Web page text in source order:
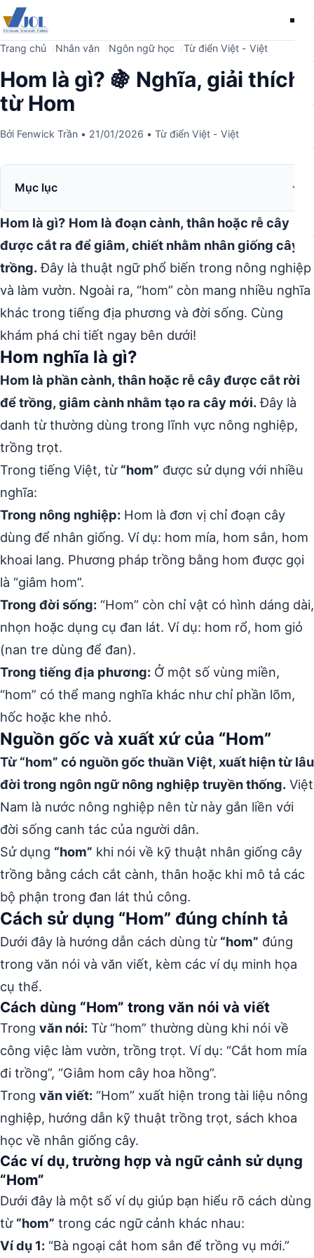
Trang chủ Nhân văn Ngôn ngữ học Từ điển Việt - Việt
Hom là gì? 🍇 Nghĩa, giải thích
từ Hom
Bởi Fenwick Trần • 21/01/2026 • Từ điển Việt - Việt
Mục lục
Hom là gì? Hom là đoạn cành, thân hoặc rễ cây
được cắt ra để giâm, chiết nhằm nhân giống cây
trồng.Đây là thuật ngữ phổ biến trong nông nghiệp
và làm vườn. Ngoài ra, “hom” còn mang nhiều nghĩa
khác trong tiếng địa phương và đời sống. Cùng
khám phá chi tiết ngay bên dưới!
Hom nghĩa là gì?
Hom là phần cành, thân hoặc rễ cây được cắt rời
để trồng, giâm cành nhằm tạo ra cây mới.Đây là
danh từ thường dùng trong lĩnh vực nông nghiệp,
trồng trọt.
Trong tiếng Việt, từ “hom” được sử dụng với nhiều
nghĩa:
Trong nông nghiệp: Hom là đơn vị chỉ đoạn cây
dùng để nhân giống. Ví dụ: hom mía, hom sắn, hom
khoai lang. Phương pháp trồng bằng hom được gọi
là “giâm hom”.
Trong đời sống: “Hom” còn chỉ vật có hình dáng dài,
nhọn hoặc dụng cụ đan lát. Ví dụ: hom rổ, hom giỏ
(nan tre dùng để đan).
Trong tiếng địa phương: Ở một số vùng miền,
“hom” có thể mang nghĩa khác như chỉ phần lõm,
hốc hoặc khe nhỏ.
Nguồn gốc và xuất xứ của “Hom”
Từ “hom” có nguồn gốc thuần Việt, xuất hiện từ lâu
đời trong ngôn ngữ nông nghiệp truyền thống. Việt
Nam là nước nông nghiệp nên từ này gắn liền với
đời sống canh tác của người dân.
Sử dụng “hom” khi nói về kỹ thuật nhân giống cây
trồng bằng cách cắt cành, thân hoặc khi mô tả các
bộ phận trong đan lát thủ công.
Cách sử dụng “Hom” đúng chính tả
Dưới đây là hướng dẫn cách dùng từ “hom” đúng
trong văn nói và văn viết, kèm các ví dụ minh họa
cụ thể.
Cách dùng “Hom” trong văn nói và viết
Trong văn nói: Từ “hom” thường dùng khi nói về
công việc làm vườn, trồng trọt. Ví dụ: “Cắt hom mía
đi trồng”, “Giâm hom cây hoa hồng”.
Trong văn viết: “Hom” xuất hiện trong tài liệu nông
nghiệp, hướng dẫn kỹ thuật trồng trọt, sách khoa
học về nhân giống cây.
Các ví dụ, trường hợp và ngữ cảnh sử dụng
“Hom”
Dưới đây là một số ví dụ giúp bạn hiểu rõ cách dùng
từ “hom” trong các ngữ cảnh khác nhau:
Ví dụ 1: “Bà ngoại cắt hom sắn để trồng vụ mới.”